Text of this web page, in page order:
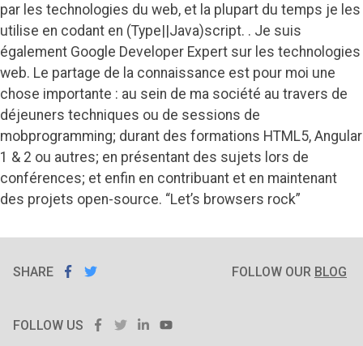
par les technologies du web, et la plupart du temps je les
utilise en codant en (Type||Java)script. . Je suis
également Google Developer Expert sur les technologies
web. Le partage de la connaissance est pour moi une
chose importante : au sein de ma société au travers de
déjeuners techniques ou de sessions de
mobprogramming; durant des formations HTML5, Angular
1 & 2 ou autres; en présentant des sujets lors de
conférences; et enfin en contribuant et en maintenant
des projets open-source. “Let’s browsers rock”
SHARE
SHARE ON
FACEBOOK
FOLLOW OUR BLOG
FOLLOW US FACEBOOK
TWITTERLINKEDIN